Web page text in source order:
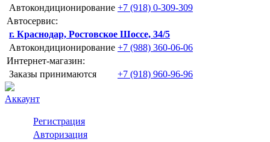
Автокондиционирование +7 (918) 0-309-309
Автосервис:
г. Краснодар, Ростовское Шоссе, 34/5
Автокондиционирование +7 (988) 360-06-06
Интернет-магазин:
Заказы принимаются
+7 (918) 960-96-96
Аккаунт
Регистрация
Авторизация